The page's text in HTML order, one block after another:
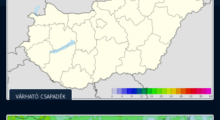
VÁRHATÓ CSAPADÉK